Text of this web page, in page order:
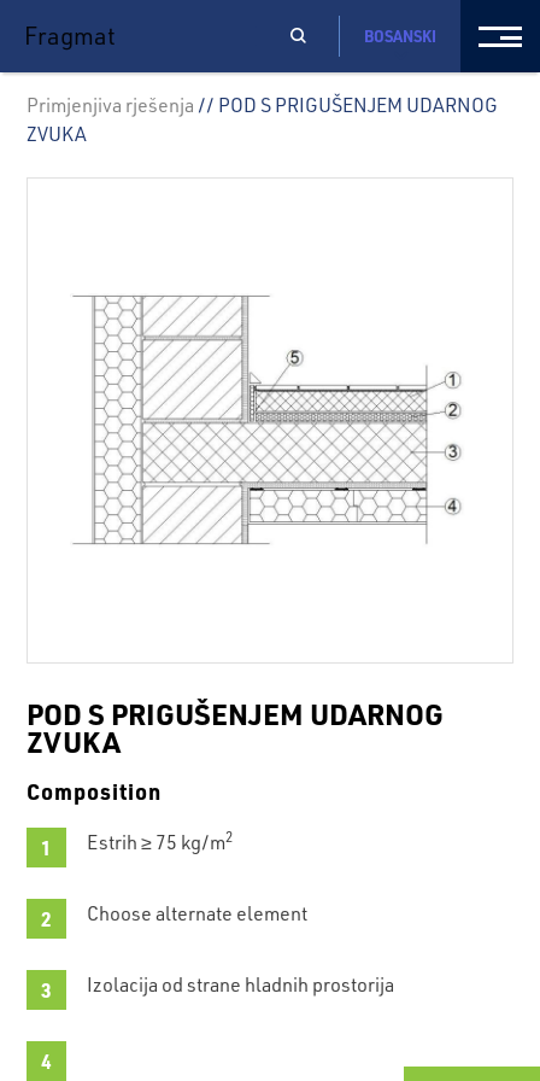
Fragmat BOSANSKI
Primjenjiva rješenja // POD S PRIGUŠENJEM UDARNOG
ZVUKA
POD S PRIGUŠENJEM UDARNOG
ZVUKA
Composition
Estrih ≥ 75 kg/m2
Choose alternate element
Izolacija od strane hladnih prostorija